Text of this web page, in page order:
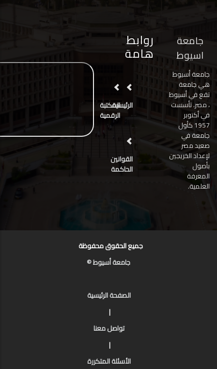
جامعة
اسيوط
جامعة أسيوط
هي جامعة
تقع في أسيوط
، مصر. تأسست
في أكتوبر
1957 كأول
جامعة في
صعيد مصر
لإعداد الخريجين
بأصول
المعرفة
العلمية.
روابط
هامة
الرئيسيةالمكتبة
الرقمية
القوانين
الحاكمة
جميع الحقوق محفوظة
جامعة أسيوط ©
الصفحة الرئيسية
|
تواصل معنا
|
الأسئلة المتكررة